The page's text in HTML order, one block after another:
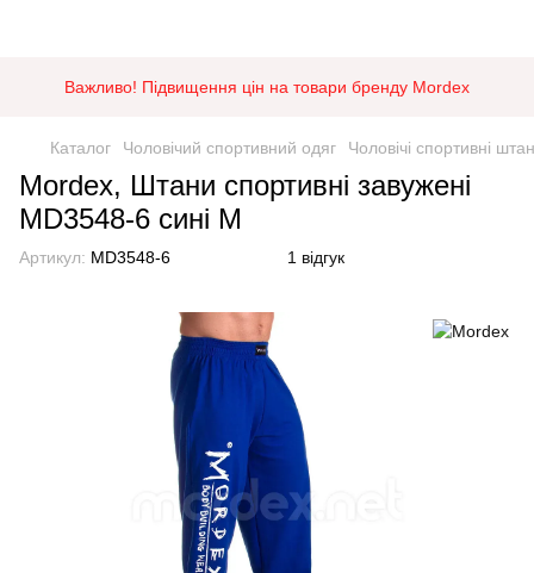
Важливо! Підвищення цін на товари бренду Mordex
Каталог Чоловічий спортивний одяг Чоловічі спортивні
Mordex, Штани спортивні завужені
MD3548-6 сині M
Артикул: MD3548-6 1 відгук